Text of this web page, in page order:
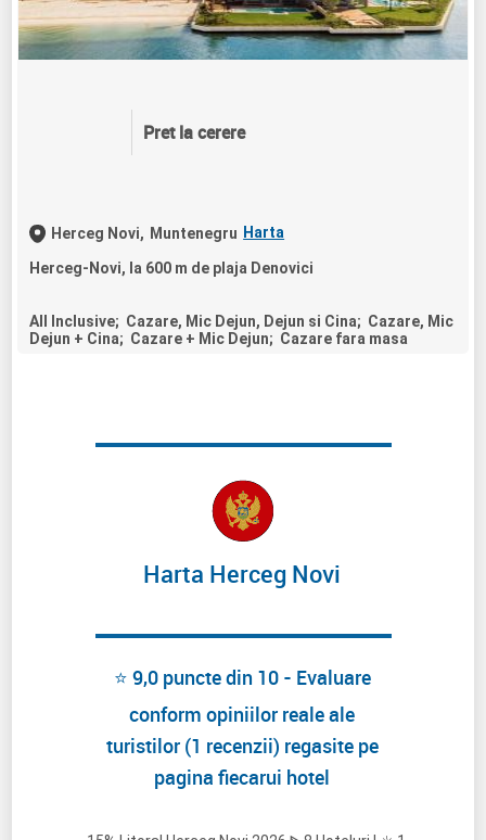
Pret la cerere
Herceg Novi, Muntenegru Harta
Herceg-Novi, la 600 m de plaja Denovici
All Inclusive; Cazare, Mic Dejun, Dejun si Cina; Cazare, Mic
Dejun + Cina; Cazare + Mic Dejun; Cazare fara masa
Harta Herceg Novi
⭐ 9,0 puncte din 10 - Evaluare
conform opiniilor reale ale
turistilor (1 recenzii) regasite pe
pagina fiecarui hotel